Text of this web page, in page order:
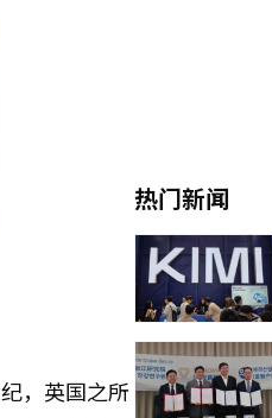
，英国之所
热门新闻